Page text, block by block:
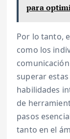
para
Por lo tanto,
como los
superar
habilidades
de
pasos
tanto en el